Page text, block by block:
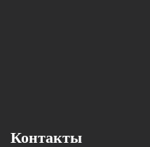
Контакты